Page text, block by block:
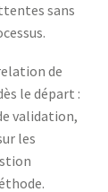
sans
de
le départ :
validation,
les